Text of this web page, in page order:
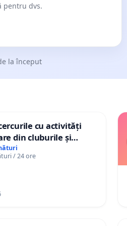
pentru dvs.
la început
cu activități
din cluburile și
/ 24 ore